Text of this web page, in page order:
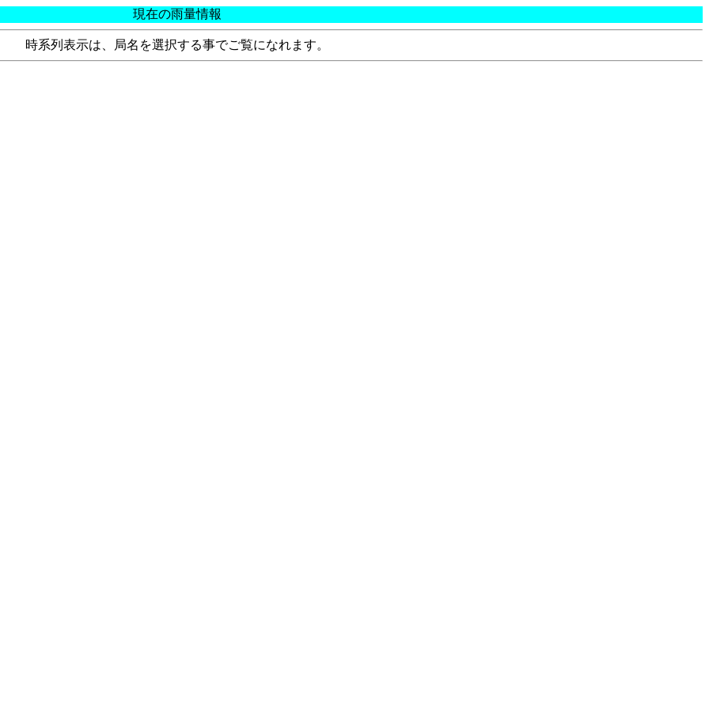
現在の雨量情報
時系列表示は、局名を選択する事でご覧になれます。